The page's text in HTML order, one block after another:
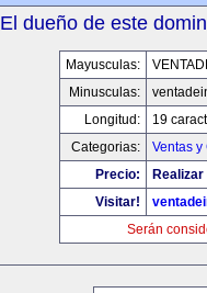
El dueño de este
Mayusculas:
Minusculas:
Longitud:
19
Categorias:
Ventas
Precio:
Visitar!
Serán